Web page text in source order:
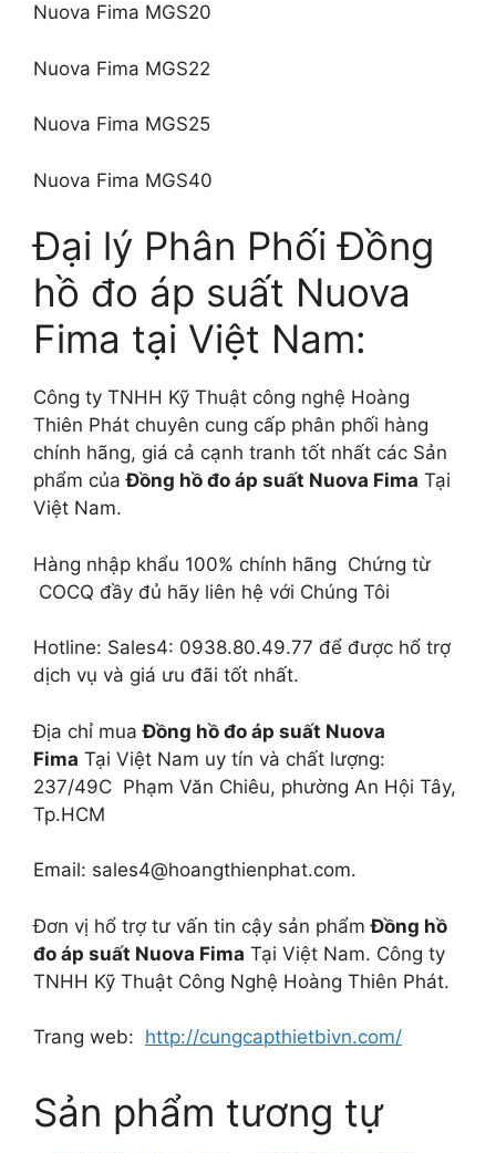
Nuova Fima MGS20
Nuova Fima MGS22
Nuova Fima MGS25
Nuova Fima MGS40
Đại lý Phân Phối Đồng
hồ đo áp suất Nuova
Fima tại Việt Nam:
Công ty TNHH Kỹ Thuật công nghệ Hoàng
Thiên Phát chuyên cung cấp phân phối hàng
chính hãng, giá cả cạnh tranh tốt nhất các Sản
phẩm củaĐồng hồ đo áp suất Nuova Fima Tại
Việt Nam.
Hàng nhập khẩu 100% chính hãng Chứng từ
COCQ đầy đủ hãy liên hệ với Chúng Tôi
Hotline: Sales4: 0938.80.49.77 để được hổ trợ
dịch vụ và giá ưu đãi tốt nhất.
Địa chỉ muaĐồng hồ đo áp suất Nuova
Fima Tại Việt Nam uy tín và chất lượng:
237/49C Phạm Văn Chiêu, phường An Hội Tây,
Tp.HCM
Email: sales4@hoangthienphat.com.
Đơn vị hổ trợ tư vấn tin cậy sản phẩmĐồng hồ
đo áp suất Nuova Fima Tại Việt Nam. Công ty
TNHH Kỹ Thuật Công Nghệ Hoàng Thiên Phát.
Trang web: http://cungcapthietbivn.com/
Sản phẩm tương tự